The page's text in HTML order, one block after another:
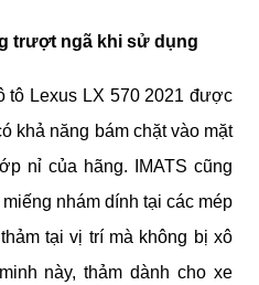
trượt ngã khi sử dụng
tô Lexus LX 570 2021 được
khả năng bám chặt vào mặt
nỉ của hãng. IMATS cũng
nhám dính tại các mép
tại vị trí mà không bị xô
này, thảm dành cho xe